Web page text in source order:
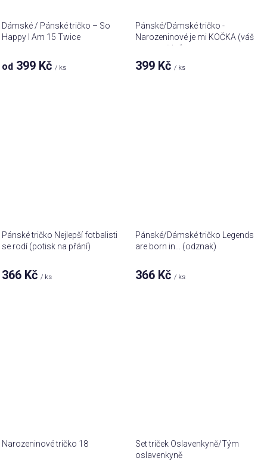
Dámské / Pánské tričko – So
Happy I Am 15 Twice
od 399 Kč/ ks
Pánské/Dámské tričko -
Narozeninové je mi KOČKA (váš
text na přání)
399 Kč/ ks
Pánské tričko Nejlepší fotbalisti
se rodí (potisk na přání)
366 Kč / ks
Pánské/Dámské tričko Legends
are born in... (odznak)
366 Kč / ks
Narozeninové tričko 18
Set triček Oslavenkyně/Tým
oslavenkyně